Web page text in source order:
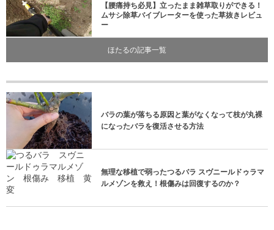
【腰痛持ち必見】立ったまま雑草取りができる！
ムサシ除草バイブレーターを使った草抜きレビュ
ー
ほたるの記事一覧
バラの葉が落ちる原因と葉がなくなって枝が丸裸
になったバラを復活させる方法
無理な移植で弱ったつるバラ スヴニールドゥラマ
ルメゾンを救え！根傷みは回復するのか？